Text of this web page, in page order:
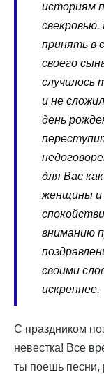
историям
принять в
своего
и не
день
для Вас
женщины и
вниманию
своими
искреннее.
С праздником
невестка! Все
ты поешь песни,